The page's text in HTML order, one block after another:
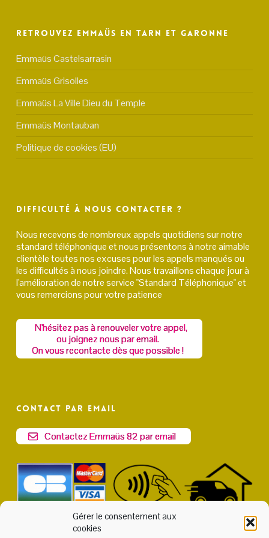
Gérer le consentement aux
cookies
Retrouvez Emmaüs en Tarn et Garonne
Emmaüs Castelsarrasin
Emmaüs Grisolles
Emmaüs La Ville Dieu du Temple
Emmaüs Montauban
Politique de cookies (EU)
Difficulté à nous contacter ?
Nous recevons de nombreux appels quotidiens sur notre
standard téléphonique et nous présentons à notre aimable
clientèle toutes nos excuses pour les appels manqués ou
les difficultés à nous joindre. Nous travaillons chaque jour à
l'amélioration de notre service "Standard Téléphonique" et
vous remercions pour votre patience
N'hésitez pas à renouveler votre appel,
ou joignez nous par email.
On vous recontacte dès que possible !
Contact par email
Contactez Emmaüs 82 par email